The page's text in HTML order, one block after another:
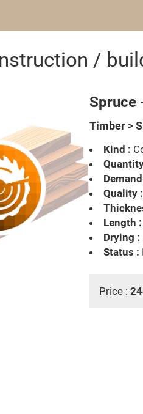
/
Spruce
Timber >
Kind :
Quality :
Length :
Drying :
Status :
Price :